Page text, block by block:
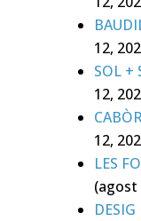
12,
SOL +
12,
12,
LES
(agost